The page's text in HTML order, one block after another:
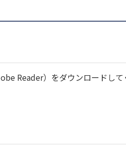
Reader）をダウンロードして